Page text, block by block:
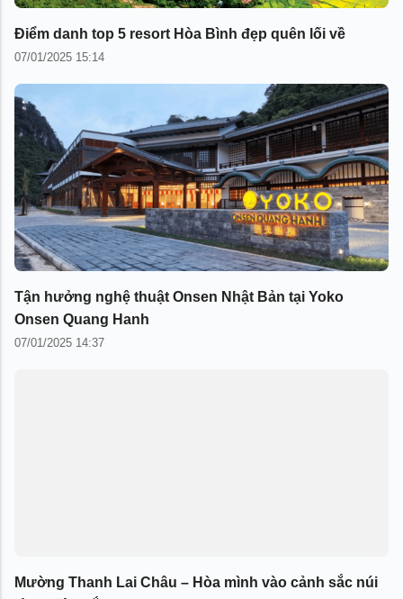
Điểm danh top 5 resort Hòa Bình đẹp quên lối về
07/01/2025 15:14
Tận hưởng nghệ thuật Onsen Nhật Bản tại Yoko
Onsen Quang Hanh
07/01/2025 14:37
Mường Thanh Lai Châu – Hòa mình vào cảnh sắc núi